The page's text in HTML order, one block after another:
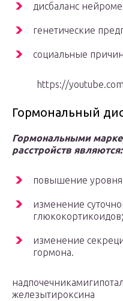
дисбаланс
генетические
социальные
https://
Гормональный
Гормональными
расстройств являются:
повышение уровня
изменение
глюкокортикоидов;
изменение
гормона.
железытироксина